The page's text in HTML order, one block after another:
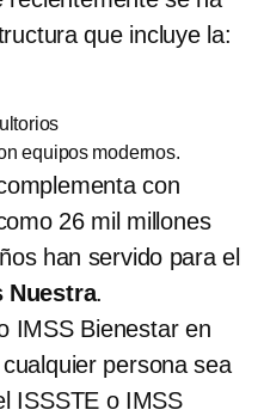
que incluye la:
equipos modernos.
con
26 mil millones
han servido para el
Nuestra.
IMSS Bienestar en
persona sea
ISSSTE o IMSS